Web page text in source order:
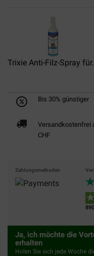
Trixie Anti-Filz-Spray
Bis 30% günstiger
Versandkostenfrei
CHF
Zahlungsmethoden
Ja, ich möchte die
erhalten
Holen Sie sich jede Woche